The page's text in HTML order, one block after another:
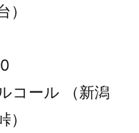
コール （新潟